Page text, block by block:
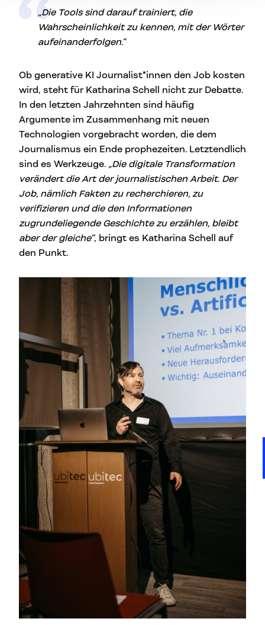
„Die Tools sind darauf trainiert, die
Wahrscheinlichkeit zu kennen, mit der Wörter
aufeinanderfolgen.“
Ob generative KI Journalist*innen den Job kosten
wird, steht für Katharina Schell nicht zur Debatte.
In den letzten Jahrzehnten sind häufig
Argumente im Zusammenhang mit neuen
Technologien vorgebracht worden, die dem
Journalismus ein Ende prophezeiten. Letztendlich
sind es Werkzeuge. „Die digitale Transformation
verändert die Art der journalistischen Arbeit. Der
Job, nämlich Fakten zu recherchieren, zu
verifizieren und die den Informationen
zugrundeliegende Geschichte zu erzählen, bleibt
aber der gleiche“, bringt es Katharina Schell auf
den Punkt.